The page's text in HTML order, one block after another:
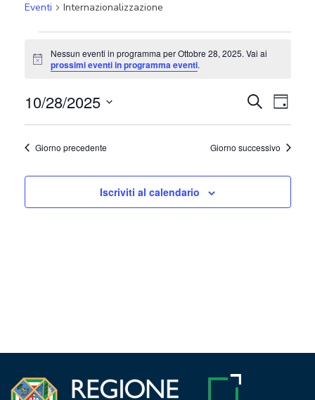
Eventi Internazionalizzazione
for
Ottobre
28,
2025
Notice
Nessun eventi in programma per Ottobre 28, 2025. Vai ai
prossimi eventi in programma eventi.
Eventi
Ricerca
e
viste
Cerca
Viste
Giorno
10/28/2025
Seleziona
data.
Giorno precedente Giorno successivo
Iscriviti al calendario